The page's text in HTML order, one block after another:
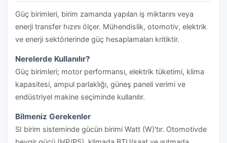
Güç birimleri, birim zamanda yapılan iş miktarını veya
enerji transfer hızını ölçer. Mühendislik, otomotiv, elektrik
ve enerji sektörlerinde güç hesaplamaları kritiktir.
Nerelerde Kullanılır?
Güç birimleri; motor performansı, elektrik tüketimi, klima
kapasitesi, ampul parlaklığı, güneş paneli verimi ve
endüstriyel makine seçiminde kullanılır.
Bilmeniz Gerekenler
SI birim sisteminde gücün birimi Watt (W)'tır. Otomotivde